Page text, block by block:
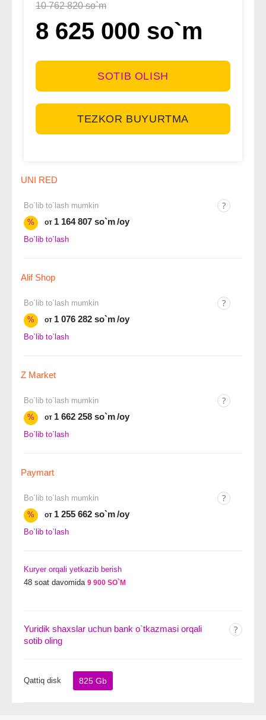
10 762 820 so`m
8 625 000 so`m
SOTIB OLISH
TEZKOR BUYURTMA
UNI RED
Bo`lib to`lash mumkin
%
от 1 164 807 so`m/oy
Bo`lib to`lash
Alif Shop
Bo`lib to`lash mumkin
%
от 1 076 282 so`m/oy
Bo`lib to`lash
Z Market
Bo`lib to`lash mumkin
%
от 1 662 258 so`m/oy
Bo`lib to`lash
Paymart
Bo`lib to`lash mumkin
%
от 1 255 662 so`m/oy
Bo`lib to`lash
Kuryer orqali yetkazib berish
48 soat davomida 9 900 SO`M
Yuridik shaxslar uchun bank o`tkazmasi orqali
sotib oling
Qattiq disk 825 Gb